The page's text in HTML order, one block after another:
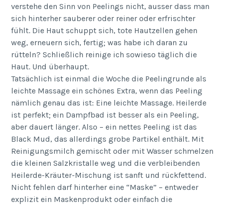
verstehe den Sinn von Peelings nicht, ausser dass man
sich hinterher sauberer oder reiner oder erfrischter
fühlt. Die Haut schuppt sich, tote Hautzellen gehen
weg, erneuern sich, fertig; was habe ich daran zu
rütteln? Schließlich reinige ich sowieso täglich die
Haut. Und überhaupt.
Tatsächlich ist einmal die Woche die Peelingrunde als
leichte Massage ein schönes Extra, wenn das Peeling
nämlich genau das ist: Eine leichte Massage. Heilerde
ist perfekt; ein Dampfbad ist besser als ein Peeling,
aber dauert länger. Also – ein nettes Peeling ist das
Black Mud, das allerdings grobe Partikel enthält. Mit
Reinigungsmilch gemischt oder mit Wasser schmelzen
die kleinen Salzkristalle weg und die verbleibenden
Heilerde-Kräuter-Mischung ist sanft und rückfettend.
Nicht fehlen darf hinterher eine “Maske” – entweder
explizit ein Maskenprodukt oder einfach die